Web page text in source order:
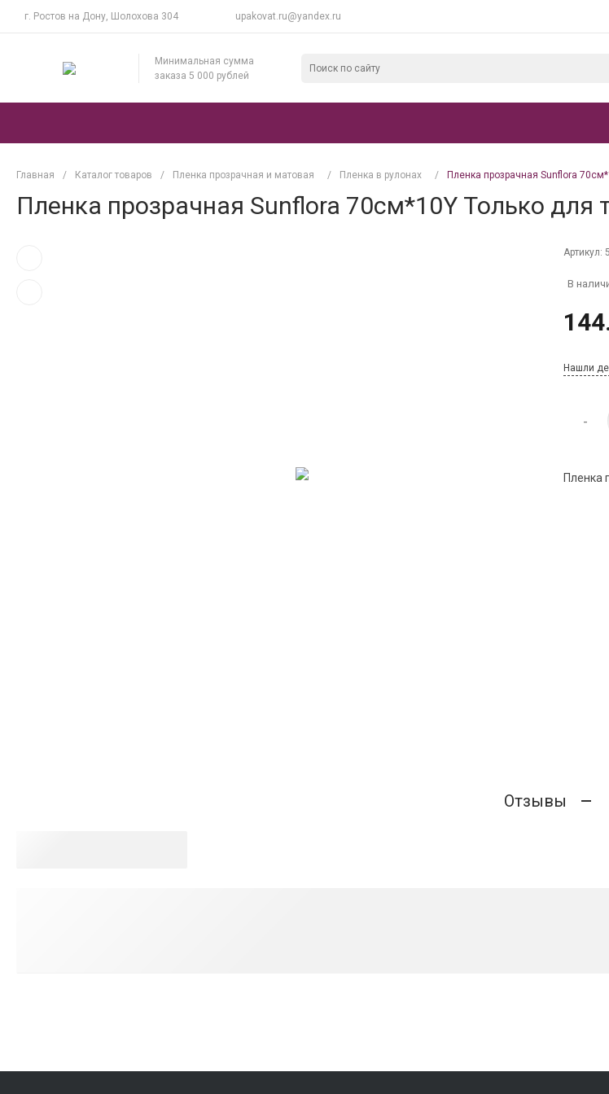
г. Ростов на Дону, Шолохова 304 upakovat.ru@yandex.ru
Минимальная сумма
заказа 5 000 рублей
Главная / Каталог товаров / Пленка прозрачная и матовая / Пленка в рулонах / Пленка прозрачная Sunflora
Пленка прозрачная Sunflora 70см*10Y Только для
Артикул:
В
Нашли
-
Пленка
Отзывы